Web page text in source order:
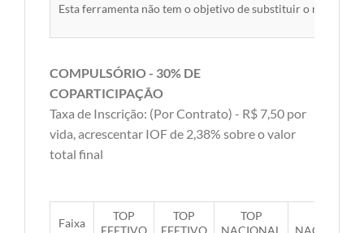
Esta ferramenta não tem o objetivo de substituir o material
COMPULSÓRIO - 30% DE
COPARTICIPAÇÃO
Taxa de Inscrição: (Por Contrato) - R$ 7,50 por
vida, acrescentar IOF de 2,38% sobre o valor
total final
Faixa
TOP
EFETIVO
TOP
EFETIVO
TOP
NACIONAL
NACIONAL